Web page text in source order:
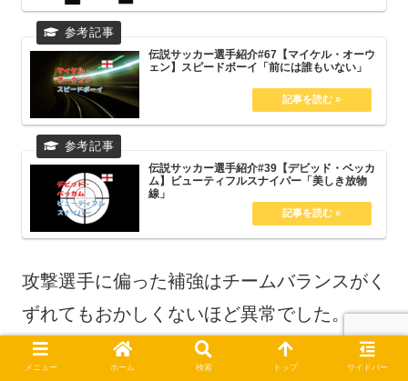
伝説サッカー選手紹介#67【マイケル・オーウ
ェン】スピードボーイ「前には誰もいない」
伝説サッカー選手紹介#39【デビッド・ベッカ
ム】ビューティフルスナイパー「美しき放物
線」
攻撃選手に偏った補強はチームバランスがく
ずれてもおかしくないほど異常でした。
メニュー ホーム 検索 トップ サイドバー